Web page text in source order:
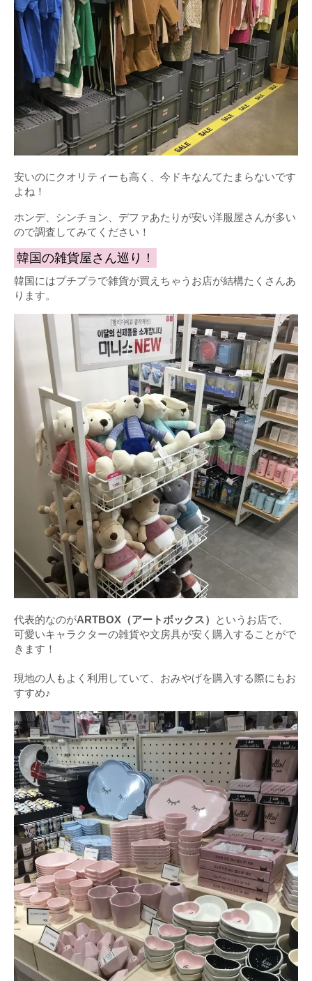
安いのにクオリティーも高く、今ドキなんてたまらないです
よね！
ホンデ、シンチョン、デファあたりが安い洋服屋さんが多い
ので調査してみてください！
韓国の雑貨屋さん巡り！
韓国にはプチプラで雑貨が買えちゃうお店が結構たくさんあ
ります。
代表的なのがARTBOX（アートボックス）
というお店で、
可愛いキャラクターの雑貨や文房具が安く購入することがで
きます！
現地の人もよく利用していて、おみやげを購入する際にもお
すすめ♪